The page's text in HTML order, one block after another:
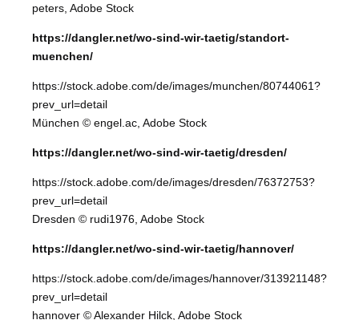
peters, Adobe Stock
https://dangler.net/wo-sind-wir-taetig/standort-
muenchen/
https://stock.adobe.com/de/images/munchen/80744061?
prev_url=detail
München © engel.ac, Adobe Stock
https://dangler.net/wo-sind-wir-taetig/dresden/
https://stock.adobe.com/de/images/dresden/76372753?
prev_url=detail
Dresden © rudi1976, Adobe Stock
https://dangler.net/wo-sind-wir-taetig/hannover/
https://stock.adobe.com/de/images/hannover/313921148?
prev_url=detail
hannover © Alexander Hilck, Adobe Stock